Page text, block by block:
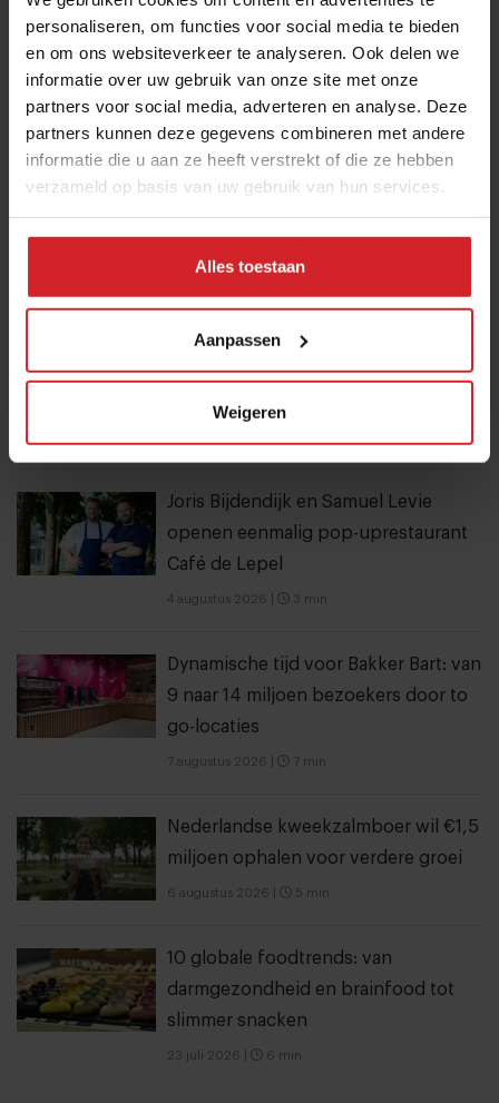
personaliseren, om functies voor social media te bieden
en om ons websiteverkeer te analyseren. Ook delen we
informatie over uw gebruik van onze site met onze
partners voor social media, adverteren en analyse. Deze
partners kunnen deze gegevens combineren met andere
informatie die u aan ze heeft verstrekt of die ze hebben
verzameld op basis van uw gebruik van hun services.
Alles toestaan
Aanpassen
Weigeren
Meld je aan voor de nieuwsbrief
THANKS
Ja, ik wil graag drie keer per week de nieuwsbrief
ontvangen met de laatste trends, culinaire inspiratie en
interviews van Food Inspiration per e-mail. Klik hier
voor meer informatie.
Best gelezen artikelen
Eten in Amsterdam: van verscholen
eetcafés tot De Strip in Noord
Joris Bijdendijk en Samuel Levie
openen eenmalig pop-uprestaurant
Café de Lepel
4 augustus 2026 3 min
Dynamische tijd voor Bakker Bart: van
9 naar 14 miljoen bezoekers door to
go-locaties
7 augustus 2026 7 min
Nederlandse kweekzalmboer wil €1,5
miljoen ophalen voor verdere groei
6 augustus 2026 5 min
10 globale foodtrends: van
darmgezondheid en brainfood tot
slimmer snacken
23 juli 2026 6 min